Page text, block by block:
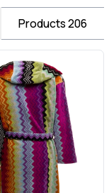
206
Products